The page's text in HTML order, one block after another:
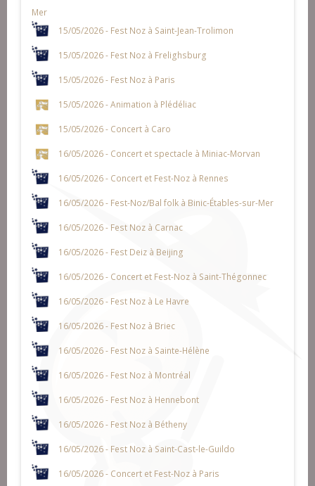
Mer
15/05/2026 - Fest Noz à Saint-Jean-Trolimon
15/05/2026 - Fest Noz à Frelighsburg
15/05/2026 - Fest Noz à Paris
15/05/2026 - Animation à Plédéliac
15/05/2026 - Concert à Caro
16/05/2026 - Concert et spectacle à Miniac-Morvan
16/05/2026 - Concert et Fest-Noz à Rennes
16/05/2026 - Fest-Noz/Bal folk à Binic-Étables-sur-Mer
16/05/2026 - Fest Noz à Carnac
16/05/2026 - Fest Deiz à Beijing
16/05/2026 - Concert et Fest-Noz à Saint-Thégonnec
16/05/2026 - Fest Noz à Le Havre
16/05/2026 - Fest Noz à Briec
16/05/2026 - Fest Noz à Sainte-Hélène
16/05/2026 - Fest Noz à Montréal
16/05/2026 - Fest Noz à Hennebont
16/05/2026 - Fest Noz à Bétheny
16/05/2026 - Fest Noz à Saint-Cast-le-Guildo
16/05/2026 - Concert et Fest-Noz à Paris